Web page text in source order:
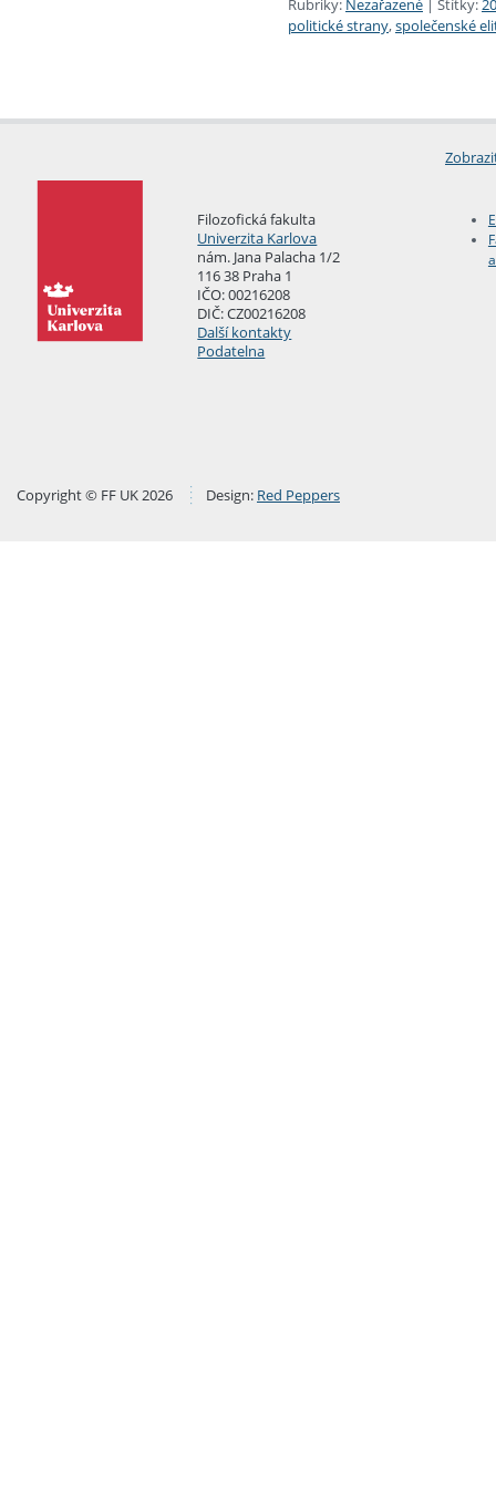
Rubriky: Nezařazené | Štítky:
politické strany,společenské
Filozofická fakulta
Univerzita Karlova
nám. Jana Palacha 1/2
116 38 Praha 1
IČO: 00216208
DIČ: CZ00216208
Další kontakty
Podatelna
Copyright © FF UK 2026 Design: Red Peppers